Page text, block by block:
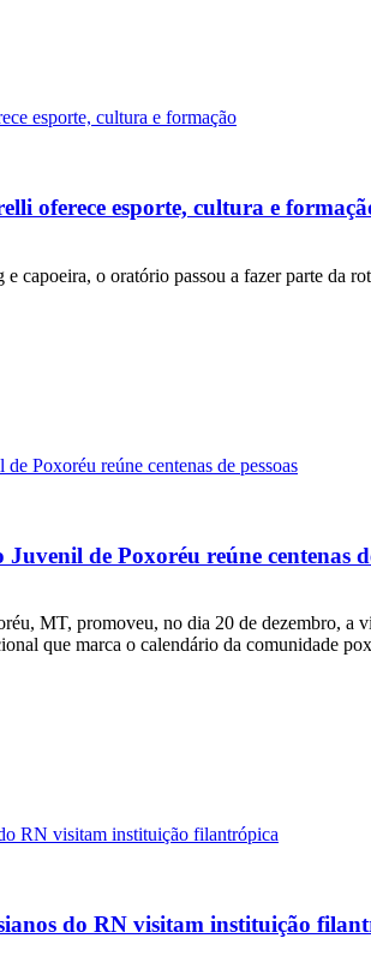
oferece esporte, cultura e
capoeira, o oratório passou a fazer parte da
de Poxoréu reúne centenas
MT, promoveu, no dia 20 de dezembro, a
que marca o calendário da comunidade
do RN visitam instituição